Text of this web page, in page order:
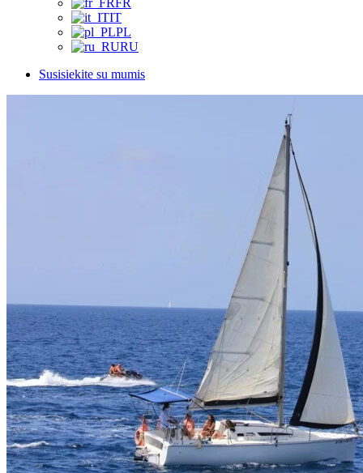
FR
IT
PL
RU
Susisiekite su mumis